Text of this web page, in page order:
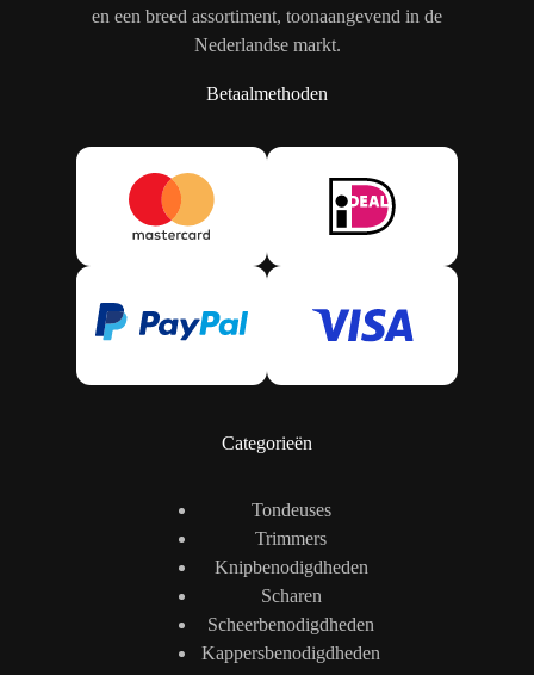
en een breed assortiment, toonaangevend in de
Nederlandse markt.
Betaalmethoden
Categorieën
Tondeuses
Trimmers
Knipbenodigdheden
Scharen
Scheerbenodigdheden
Kappersbenodigdheden